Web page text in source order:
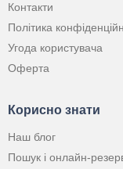
Контакти
Політика
Угода користувача
Оферта
Корисно знати
Наш блог
Пошук і онлайн-